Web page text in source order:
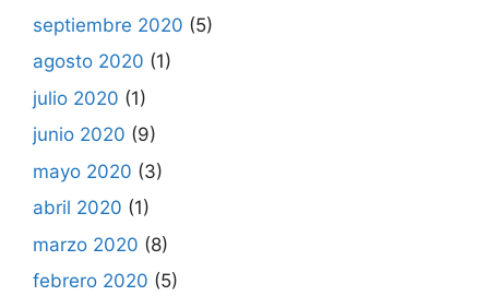
septiembre 2020 (5)
agosto 2020 (1)
julio 2020 (1)
junio 2020 (9)
mayo 2020 (3)
abril 2020 (1)
marzo 2020 (8)
febrero 2020 (5)